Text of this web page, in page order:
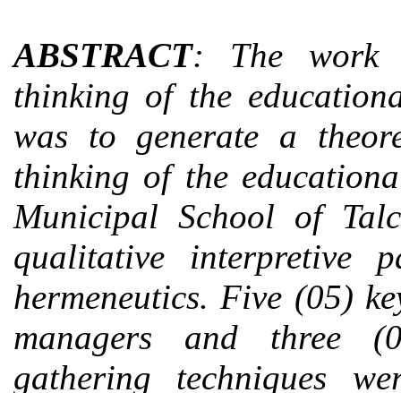
ABSTRACT: The work
thinking of the
was to generate a
thinking of the
Municipal School of
qualitative interpretive
hermeneutics. Five (05)
managers and three
gathering techniques